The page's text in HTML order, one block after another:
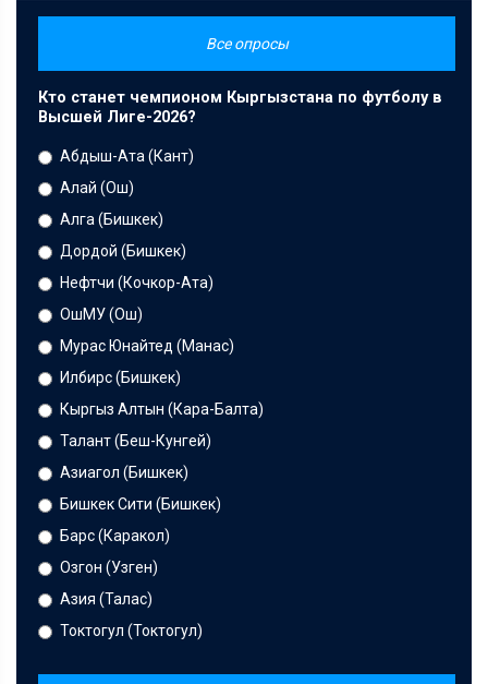
Все опросы
Кто станет чемпионом Кыргызстана по футболу в
Высшей Лиге-2026?
Абдыш-Ата (Кант)
Алай (Ош)
Алга (Бишкек)
Дордой (Бишкек)
Нефтчи (Кочкор-Ата)
ОшМУ (Ош)
Мурас Юнайтед (Манас)
Илбирс (Бишкек)
Кыргыз Алтын (Кара-Балта)
Талант (Беш-Кунгей)
Азиагол (Бишкек)
Бишкек Сити (Бишкек)
Барс (Каракол)
Озгон (Узген)
Азия (Талас)
Токтогул (Токтогул)